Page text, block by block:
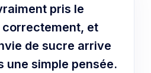
pris le
et
de sucre arrive
une simple pensée.